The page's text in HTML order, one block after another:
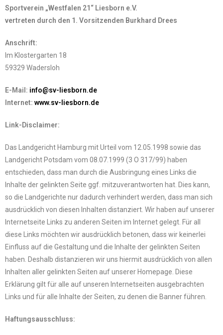
Sportverein „Westfalen 21“ Liesborn e.V.
vertreten durch den 1. Vorsitzenden Burkhard Drees
Anschrift:
Im Klostergarten 18
59329 Wadersloh
E-Mail: info@sv-liesborn.de
Internet: www.sv-liesborn.de
Link-Disclaimer:
Das Landgericht Hamburg mit Urteil vom 12.05.1998 sowie das
Landgericht Potsdam vom 08.07.1999 (3 O 317/99) haben
entschieden, dass man durch die Ausbringung eines Links die
Inhalte der gelinkten Seite ggf. mitzuverantworten hat. Dies kann,
so die Landgerichte nur dadurch verhindert werden, dass man sich
ausdrücklich von diesen Inhalten distanziert. Wir haben auf unserer
Internetseite Links zu anderen Seiten im Internet gelegt. Für all
diese Links möchten wir ausdrücklich betonen, dass wir keinerlei
Einfluss auf die Gestaltung und die Inhalte der gelinkten Seiten
haben. Deshalb distanzieren wir uns hiermit ausdrücklich von allen
Inhalten aller gelinkten Seiten auf unserer Homepage. Diese
Erklärung gilt für alle auf unseren Internetseiten ausgebrachten
Links und für alle Inhalte der Seiten, zu denen die Banner führen.
Haftungsausschluss: